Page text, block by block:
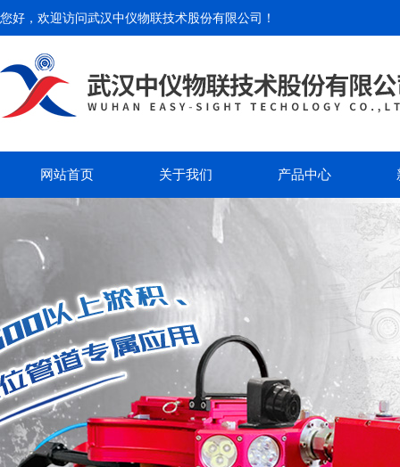
您好，欢迎访问武汉中仪物联技术股份有限公司 ！
网站首页 关于我们 产品中心